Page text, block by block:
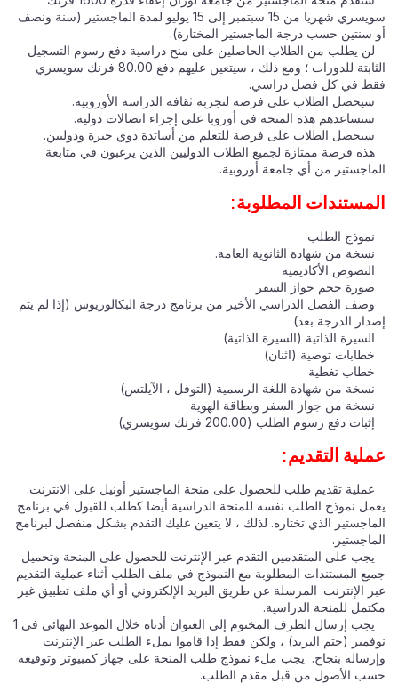
سويسري شهريا من 15 سبتمبر إلى 15 يوليو لمدة الماجستير (سنة ونصف
أو سنتين حسب درجة الماجستير المختارة).
لن يطلب من الطلاب الحاصلين على منح دراسية دفع رسوم التسجيل
الثابتة للدورات ؛ ومع ذلك ، سيتعين عليهم دفع 80.00 فرنك سويسري
فقط في كل فصل دراسي.
سيحصل الطلاب على فرصة لتجربة ثقافة الدراسة الأوروبية.
ستساعدهم هذه المنحة في أوروبا على إجراء اتصالات دولية.
سيحصل الطلاب على فرصة للتعلم من أساتذة ذوي خبرة ودوليين.
هذه فرصة ممتازة لجميع الطلاب الدوليين الذين يرغبون في متابعة
الماجستير من أي جامعة أوروبية.
المستندات المطلوبة:
نموذج الطلب
نسخة من شهادة الثانوية العامة.
النصوص الأكاديمية
صورة حجم جواز السفر
وصف الفصل الدراسي الأخير من برنامج درجة البكالوريوس (إذا لم يتم
إصدار الدرجة بعد)
السيرة الذاتية (السيرة الذاتية)
خطابات توصية (اثنان)
خطاب تغطية
نسخة من شهادة اللغة الرسمية (التوفل ، الآيلتس)
نسخة من جواز السفر وبطاقة الهوية
إثبات دفع رسوم الطلب (200.00 فرنك سويسري)
عملية التقديم:
عملية تقديم طلب للحصول على منحة الماجستير أونيل على الانترنت.
يعمل نموذج الطلب نفسه للمنحة الدراسية أيضا كطلب للقبول في برنامج
الماجستير الذي تختاره. لذلك ، لا يتعين عليك التقدم بشكل منفصل لبرنامج
الماجستير.
يجب على المتقدمين التقدم عبر الإنترنت للحصول على المنحة وتحميل
جميع المستندات المطلوبة مع النموذج في ملف الطلب أثناء عملية التقديم
عبر الإنترنت. المرسلة عن طريق البريد الإلكتروني أو أي ملف تطبيق غير
مكتمل للمنحة الدراسية.
يجب إرسال الظرف المختوم إلى العنوان أدناه خلال الموعد النهائي في 1
نوفمبر (ختم البريد) ، ولكن فقط إذا قاموا بملء الطلب عبر الإنترنت
وإرساله بنجاح. يجب ملء نموذج طلب المنحة على جهاز كمبيوتر وتوقيعه
حسب الأصول من قبل مقدم الطلب.